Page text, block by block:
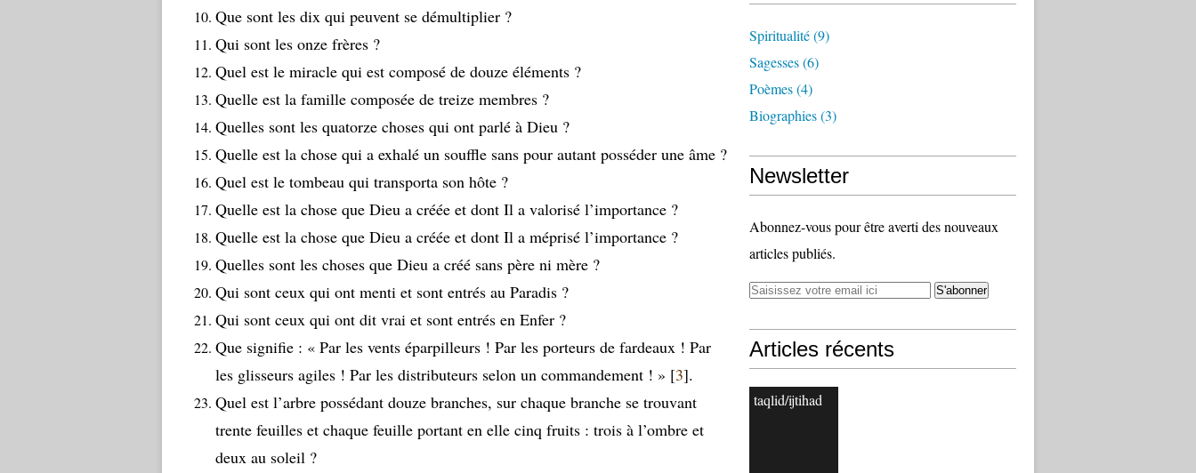
Que sont les dix qui peuvent se démultiplier ?
Qui sont les onze frères ?
Quel est le miracle qui est composé de douze éléments ?
Quelle est la famille composée de treize membres ?
Quelles sont les quatorze choses qui ont parlé à Dieu ?
Quelle est la chose qui a exhalé un souffle sans pour autant posséder une âme ?
Quel est le tombeau qui transporta son hôte ?
Quelle est la chose que Dieu a créée et dont Il a valorisé l’importance ?
Quelle est la chose que Dieu a créée et dont Il a méprisé l’importance ?
Quelles sont les choses que Dieu a créé sans père ni mère ?
Qui sont ceux qui ont menti et sont entrés au Paradis ?
Qui sont ceux qui ont dit vrai et sont entrés en Enfer ?
Que signifie : « Par les vents éparpilleurs ! Par les porteurs de fardeaux ! Par
les glisseurs agiles ! Par les distributeurs selon un commandement ! » [3].
Quel est l’arbre possédant douze branches, sur chaque branche se trouvant
trente feuilles et chaque feuille portant en elle cinq fruits : trois à l’ombre et
deux au soleil ?
Spiritualité(9)
Sagesses(6)
Poèmes(4)
Biographies(3)
Newsletter
Abonnez-vous pour être averti des nouveaux
articles publiés.
Articles récents
taqlid/ijtihad